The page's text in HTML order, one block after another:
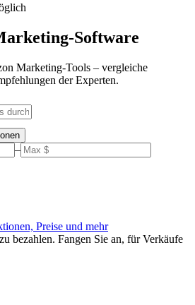
Software
Marketing-Tools – vergleiche
der Experten.
–
Preise und mehr
bezahlen. Fangen Sie an, für Verkäufe